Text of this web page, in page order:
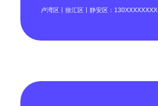
卢湾区丨徐汇区丨静安区：130XXXXXXXX